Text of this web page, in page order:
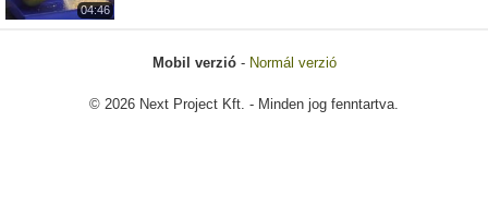
04:46
Mobil verzió- Normál verzió
© 2026 Next Project Kft. - Minden jog fenntartva.